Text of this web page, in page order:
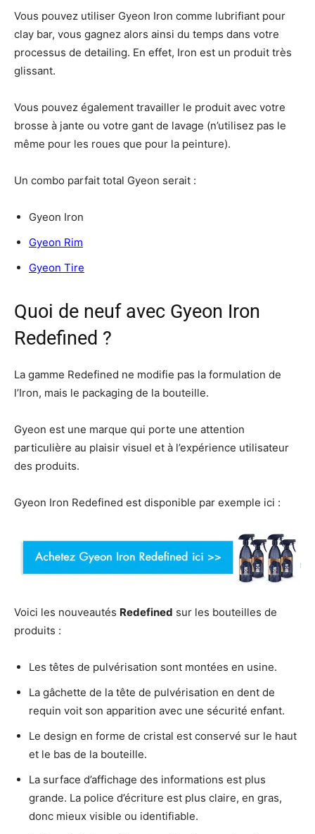
Vous pouvez utiliser Gyeon Iron comme lubrifiant pour
clay bar, vous gagnez alors ainsi du temps dans votre
processus de detailing. En effet, Iron est un produit très
glissant.
Vous pouvez également travailler le produit avec votre
brosse à jante ou votre gant de lavage (n’utilisez pas le
même pour les roues que pour la peinture).
Un combo parfait total Gyeon serait :
Gyeon Iron
Gyeon Rim
Gyeon Tire
Quoi de neuf avec Gyeon Iron
Redefined ?
La gamme Redefined ne modifie pas la formulation de
l’Iron, mais le packaging de la bouteille.
Gyeon est une marque qui porte une attention
particulière au plaisir visuel et à l’expérience utilisateur
des produits.
Gyeon Iron Redefined est disponible par exemple ici :
Voici les nouveautés Redefined sur les bouteilles de
produits :
Les têtes de pulvérisation sont montées en usine.
La gâchette de la tête de pulvérisation en dent de
requin voit son apparition avec une sécurité enfant.
Le design en forme de cristal est conservé sur le haut
et le bas de la bouteille.
La surface d’affichage des informations est plus
grande. La police d’écriture est plus claire, en gras,
donc mieux visible ou identifiable.